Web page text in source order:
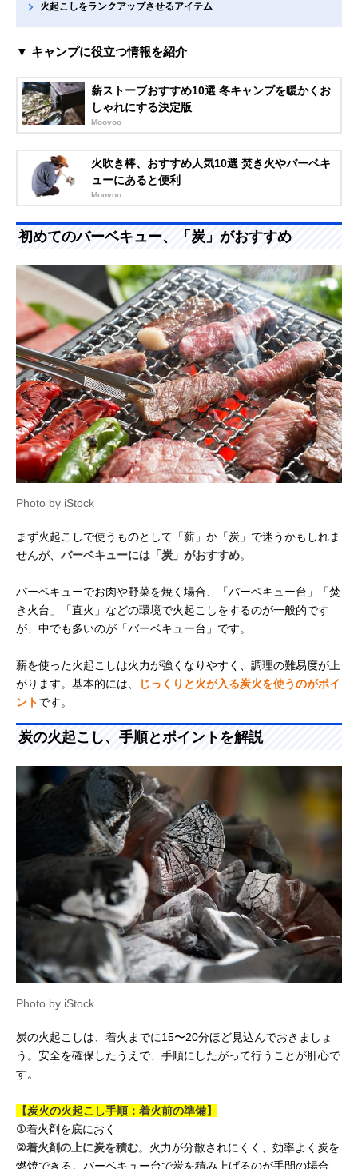
火起こしをランクアップさせるアイテム
▼ キャンプに役立つ情報を紹介
薪ストーブおすすめ10選 冬キャンプを暖かくお
しゃれにする決定版
Moovoo
火吹き棒、おすすめ人気10選 焚き火やバーベキ
ューにあると便利
Moovoo
初めてのバーベキュー、「炭」がおすすめ
Photo by iStock
まず火起こしで使うものとして「薪」か「炭」で迷うかもしれま
せんが、 バーベキューには「炭」がおすすめ。
バーベキューでお肉や野菜を焼く場合、「バーベキュー台」「焚
き火台」「直火」などの環境で火起こしをするのが一般的です
が、中でも多いのが「バーベキュー台」です。
薪を使った火起こしは火力が強くなりやすく、調理の難易度が上
がります。基本的には、
じっくりと火が入る炭火を使うのがポイ
ントです。
炭の火起こし、手順とポイントを解説
Photo by iStock
炭の火起こしは、着火までに15〜20分ほど見込んでおきましょ
う。安全を確保したうえで、手順にしたがって行うことが肝心で
す。
【炭火の火起こし手順：着火前の準備】
①着火剤を底におく
②着火剤の上に炭を積む。火力が分散されにくく、効率よく炭を
燃焼できる。バーベキュー台で炭を積み上げるのが手間の場合